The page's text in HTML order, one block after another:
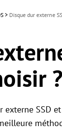
> Disque dur externe
?
SSD